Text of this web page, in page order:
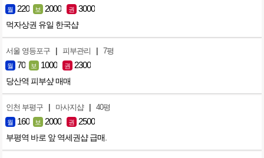
월 220 보 2000 권 3000
먹자상권 유일 한국샵
서울 영등포구 | 피부관리 | 7평
월 70 보 1000 권 2300
당산역 피부샾 매매
인천 부평구 | 마사지샵 | 40평
월 160 보 2000 권 2500
부평역 바로 앞 역세권샵 급매.